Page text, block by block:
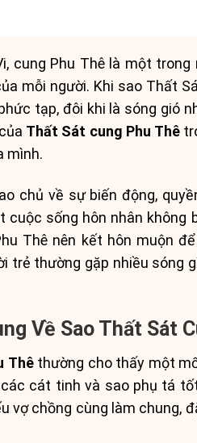
cung Phu Thê là một
mỗi người. Khi sao Thất
tạp, đôi khi là sóng gió
Thất Sát cung Phu Thê
mình.
chủ về sự biến động,
cuộc sống hôn nhân không
Thê nên kết hôn muộn
trẻ thường gặp nhiều sóng
Về Sao Thất Sát
Thêthường cho thấy một
cát tinh và sao phụ tá
vợ chồng cùng làm chung,